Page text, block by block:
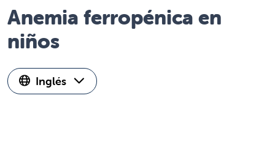
Anemia ferropénica en
niños
Inglés